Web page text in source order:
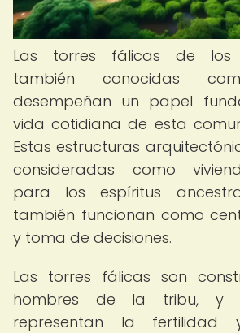
Las torres fálicas de los
también conocidas
desempeñan un papel
vida cotidiana de esta
Estas estructuras
consideradas como
para los espíritus
también funcionan como
y toma de decisiones.
Las torres fálicas son
hombres de la tribu, y
representan la fertilidad